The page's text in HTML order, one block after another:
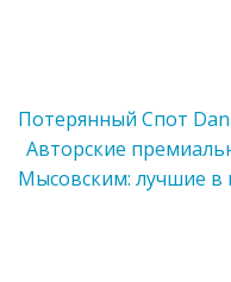
Потерянный Cпот
Авторские
Мысовским: лучшие в